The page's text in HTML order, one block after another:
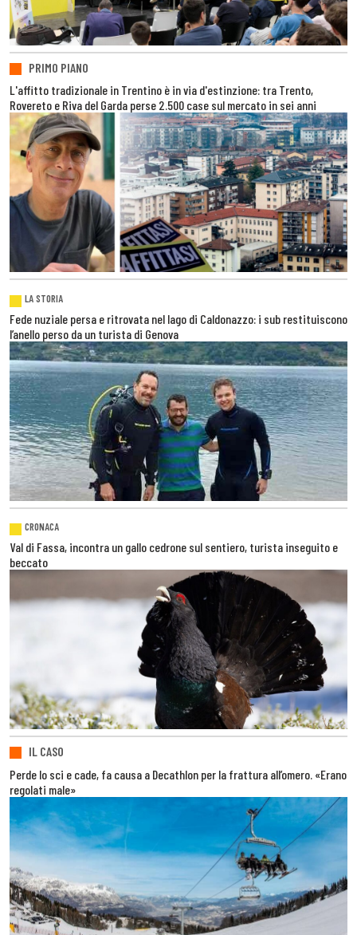
PRIMO PIANO
L'affitto tradizionale in Trentino è in via d'estinzione: tra Trento,
Rovereto e Riva del Garda perse 2.500 case sul mercato in sei anni
LA STORIA
Fede nuziale persa e ritrovata nel lago di Caldonazzo: i sub restituiscono
l’anello perso da un turista di Genova
CRONACA
Val di Fassa, incontra un gallo cedrone sul sentiero, turista inseguito e
beccato
IL CASO
Perde lo sci e cade, fa causa a Decathlon per la frattura all’omero. «Erano
regolati male»